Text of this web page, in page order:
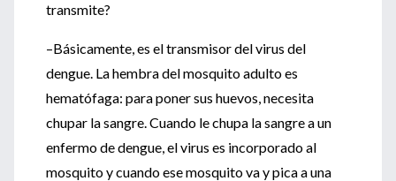
transmite?
–Básicamente, es el transmisor del virus del
dengue. La hembra del mosquito adulto es
hematófaga: para poner sus huevos, necesita
chupar la sangre. Cuando le chupa la sangre a un
enfermo de dengue, el virus es incorporado al
mosquito y cuando ese mosquito va y pica a una